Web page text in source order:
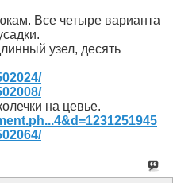
Все четыре варианта
узел, десять
на цевье.